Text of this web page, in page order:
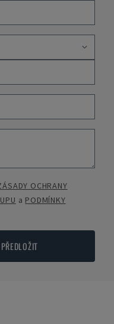
OCHRANY
a PODMÍNKY
PŘEDLOŽIT